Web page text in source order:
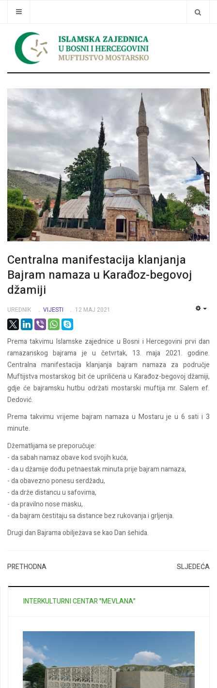
Traži
Centralna manifestacija klanjanja
Bajram namaza u Karađoz-begovoj
džamiji
UREDNIK VIJESTI 12 MAJ 2021
Prema takvimu Islamske zajednice u Bosni i Hercegovini prvi dan
ramazanskog bajrama je u četvrtak, 13. maja 2021. godine.
Centralna manifestacija klanjanja bajram namaza za područje
Muftijstva mostarskog bit će upriličena u Karađoz-begovoj džamiji,
gdje će bajramsku hutbu održati mostarski muftija mr. Salem ef.
Dedović.
Prema takvimu vrijeme bajram namaza u Mostaru je u 6 sati i 3
minute.
Džematlijama se preporučuje:
- da sabah namaz obave kod svojih kuća,
- da u džamije dođu petnaestak minuta prije bajram namaza,
- da obavezno ponesu serdžadu,
- da drže distancu u safovima,
- da pravilno nose masku,
- da bajram čestitaju sa distance bez rukovanja i grljenja.
Drugi dan Bajrama obilježava se kao Dan šehida.
PRETHODNA SLJEDEĆA
INTERKULTURNI CENTAR "MEVLANA"